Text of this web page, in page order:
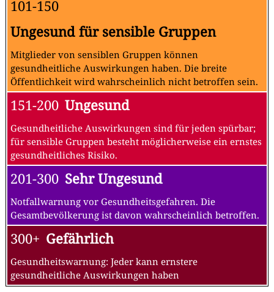
101-150
Ungesund für sensible Gruppen
Mitglieder von sensiblen Gruppen können
gesundheitliche Auswirkungen haben. Die breite
Öffentlichkeit wird wahrscheinlich nicht betroffen sein.
151-200 Ungesund
Gesundheitliche Auswirkungen sind für jeden spürbar;
für sensible Gruppen besteht möglicherweise ein ernstes
gesundheitliches Risiko.
201-300 Sehr Ungesund
Notfallwarnung vor Gesundheitsgefahren. Die
Gesamtbevölkerung ist davon wahrscheinlich betroffen.
300+ Gefährlich
Gesundheitswarnung: Jeder kann ernstere
gesundheitliche Auswirkungen haben